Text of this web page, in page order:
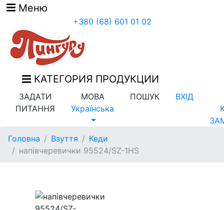
Меню
+380 (68) 601 01 02
КАТЕГОРИЯ ПРОДУКЦИИ
ЗАДАТИ
ПИТАННЯ
МОВА
Українська
ПОШУК
ВХІД
Головна
Взуття
Кеди
напівчеревички 95524/SZ-1HS